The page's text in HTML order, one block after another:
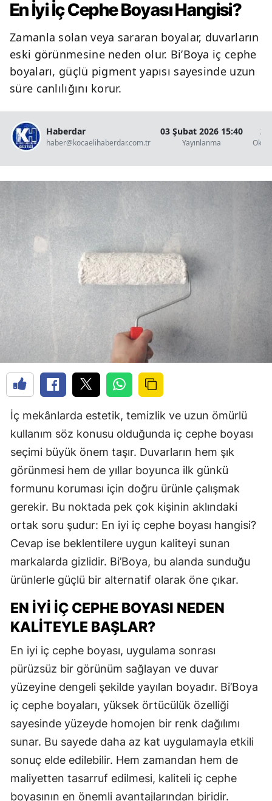
En İyi İç Cephe Boyası Hangisi?
Zamanla solan veya sararan boyalar, duvarların
eski görünmesine neden olur. Bi’Boya iç cephe
boyaları, güçlü pigment yapısı sayesinde uzun
süre canlılığını korur.
Haberdar
haber@kocaelihaberdar.com.tr
03 Şubat 2026 15:40
Yayınlanma
2
İç mekânlarda estetik, temizlik ve uzun ömürlü
kullanım söz konusu olduğunda iç cephe boyası
seçimi büyük önem taşır. Duvarların hem şık
görünmesi hem de yıllar boyunca ilk günkü
formunu koruması için doğru ürünle çalışmak
gerekir. Bu noktada pek çok kişinin aklındaki
ortak soru şudur: En iyi iç cephe boyası hangisi?
Cevap ise beklentilere uygun kaliteyi sunan
markalarda gizlidir. Bi’Boya, bu alanda sunduğu
ürünlerle güçlü bir alternatif olarak öne çıkar.
EN İYI İÇ CEPHE BOYASI NEDEN
KALITEYLE BAŞLAR?
En iyi iç cephe boyası, uygulama sonrası
pürüzsüz bir görünüm sağlayan ve duvar
yüzeyine dengeli şekilde yayılan boyadır. Bi’Boya
iç cephe boyaları, yüksek örtücülük özelliği
sayesinde yüzeyde homojen bir renk dağılımı
sunar. Bu sayede daha az kat uygulamayla etkili
sonuç elde edilebilir. Hem zamandan hem de
maliyetten tasarruf edilmesi, kaliteli iç cephe
boyasının en önemli avantajlarından biridir.